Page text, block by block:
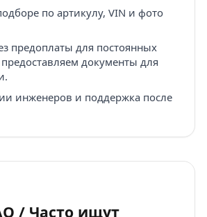
по артикулу, VIN и фото
предоплаты для постоянных
документы для
инженеров и поддержка после
/ Часто ищут